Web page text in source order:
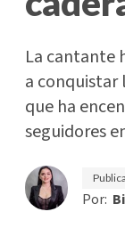
La cantante
a conquistar
que ha
seguidores
Por: